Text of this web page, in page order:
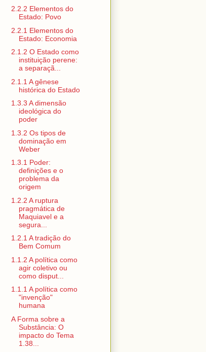
2.2.2 Elementos do
Estado: Povo
2.2.1 Elementos do
Estado: Economia
2.1.2 O Estado como
instituição perene:
a separaçã...
2.1.1 A gênese
histórica do Estado
1.3.3 A dimensão
ideológica do
poder
1.3.2 Os tipos de
dominação em
Weber
1.3.1 Poder:
definições e o
problema da
origem
1.2.2 A ruptura
pragmática de
Maquiavel e a
segura...
1.2.1 A tradição do
Bem Comum
1.1.2 A política como
agir coletivo ou
como disput...
1.1.1 A política como
"invenção"
humana
A Forma sobre a
Substância: O
impacto do Tema
1.38...